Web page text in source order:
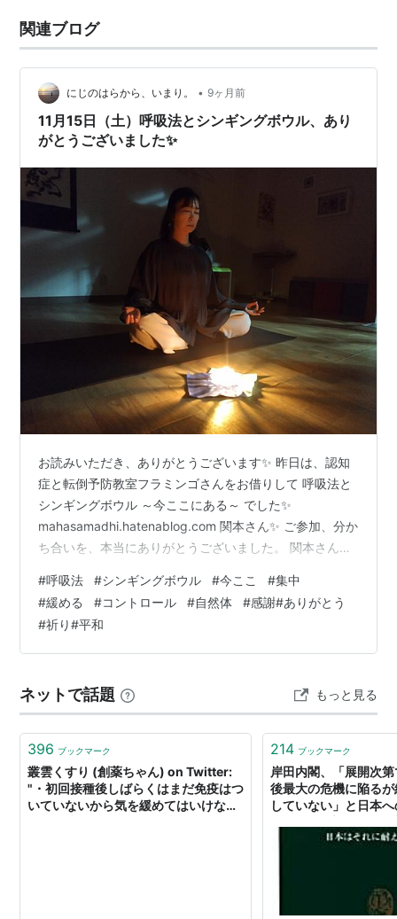
関連ブログ
にじのはらから、いまり。 • 9ヶ月前
11月15日（土）呼吸法とシンギングボウル、あり
がとうございました✨
お読みいただき、ありがとうございます✨ 昨日は、認知
症と転倒予防教室フラミンゴさんをお借りして 呼吸法と
シンギングボウル ～今ここにある～ でした✨
mahasamadhi.hatenablog.com 関本さん✨ ご参加、分か
ち合いを、本当にありがとうございました。 関本さんの
いただきました お香を焚いて、お出迎え♪ すごい浄化
力！！ 解放が加速してゆく予感
mahasamadhi.hatenablog.com キャンドルのあかりが
沁み入ります✨ いつもの瞑想会よりも 呼吸法にフォーカ
て、…
#呼吸法 #シンギングボウル #今ここ #集中
#緩める #コントロール #自然体 #感謝#ありがとう
#祈り#平和
ネットで話題 もっと見る
396 ブックマーク
叢雲くすり (創薬ちゃん) on Twitter:
"・初回接種後しばらくはまだ免疫はつ
いていないから気を緩めてはいけない
214 ブックマーク
岸田内閣、「展開次
後最大の危機に陥る
していない」と日本